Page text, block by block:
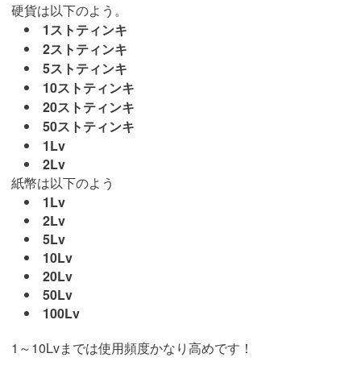
硬貨は以下のよう。
1ストティンキ
2ストティンキ
5ストティンキ
10ストティンキ
20ストティンキ
50ストティンキ
1Lv
2Lv
紙幣は以下のよう
1Lv
2Lv
5Lv
10Lv
20Lv
50Lv
100Lv
1～10Lvまでは使用頻度かなり高めです！